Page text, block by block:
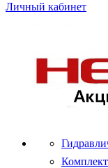
Личный кабинет